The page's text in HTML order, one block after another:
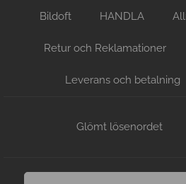
Bildoft HANDLA
Retur och Reklamationer
Leverans och betalning
Glömt lösenordet